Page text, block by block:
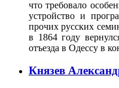
что требовало
уст­ройство и
прочих русских
в 1864 году
отъезда в Одессу в
Князев